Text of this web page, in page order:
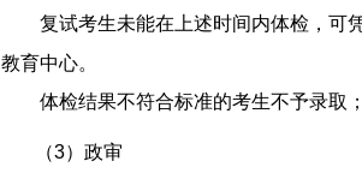
复试考生未能在上述时间内体检，可
教育中心。
体检结果不符合标准的考生不予录取
（3） 政审